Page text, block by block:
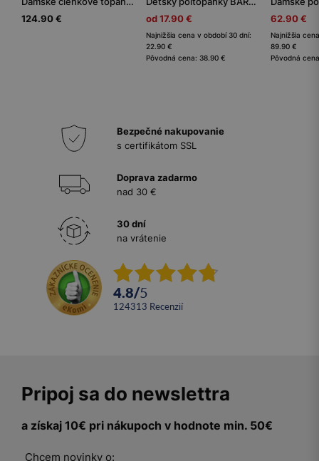
124.90 €
od 17.90 €
Najnižšia cena v období 30 dní:
22.90 €
Pôvodná cena: 38.90 €
62.90 €
Najnižšia
89.90 €
Pôvodná
Bezpečné nakupovanie
s certifikátom SSL
Doprava zadarmo
nad 30 €
30 dní
na vrátenie
4.8/5
124313 recenzií
Pripoj sa do newslettra
a získaj 10€ pri nákupoch v hodnote min. 50€
Chcem novinky o: